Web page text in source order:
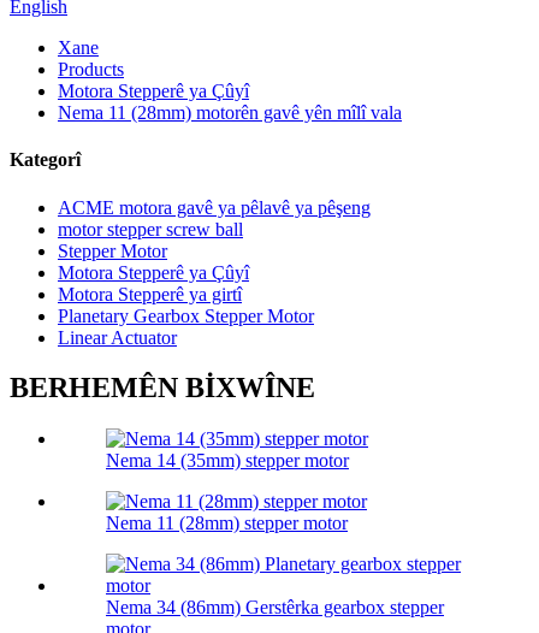
English
Xane
Products
Motora Stepperê ya Çûyî
Nema 11 (28mm) motorên gavê yên mîlî vala
Kategorî
ACME motora gavê ya pêlavê ya pêşeng
motor stepper screw ball
Stepper Motor
Motora Stepperê ya Çûyî
Motora Stepperê ya girtî
Planetary Gearbox Stepper Motor
Linear Actuator
BERHEMÊN BİXWÎNE
Nema 14 (35mm) stepper motor
Nema 11 (28mm) stepper motor
Nema 34 (86mm) Gerstêrka gearbox stepper